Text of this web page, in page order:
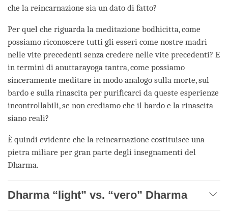
che la reincarnazione sia un dato di fatto?
Per quel che riguarda la meditazione bodhicitta, come
possiamo riconoscere tutti gli esseri come nostre madri
nelle vite precedenti senza credere nelle vite precedenti? E
in termini di anuttarayoga tantra, come possiamo
sinceramente meditare in modo analogo sulla morte, sul
bardo e sulla rinascita per purificarci da queste esperienze
incontrollabili, se non crediamo che il bardo e la rinascita
siano reali?
È quindi evidente che la reincarnazione costituisce una
pietra miliare per gran parte degli insegnamenti del
Dharma.
Dharma “light” vs. “vero” Dharma